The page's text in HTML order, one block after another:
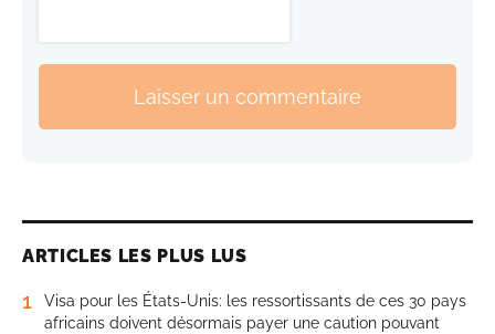
Laisser un commentaire
ARTICLES LES PLUS LUS
1
Visa pour les États-Unis: les ressortissants de ces 30 pays
africains doivent désormais payer une caution pouvant